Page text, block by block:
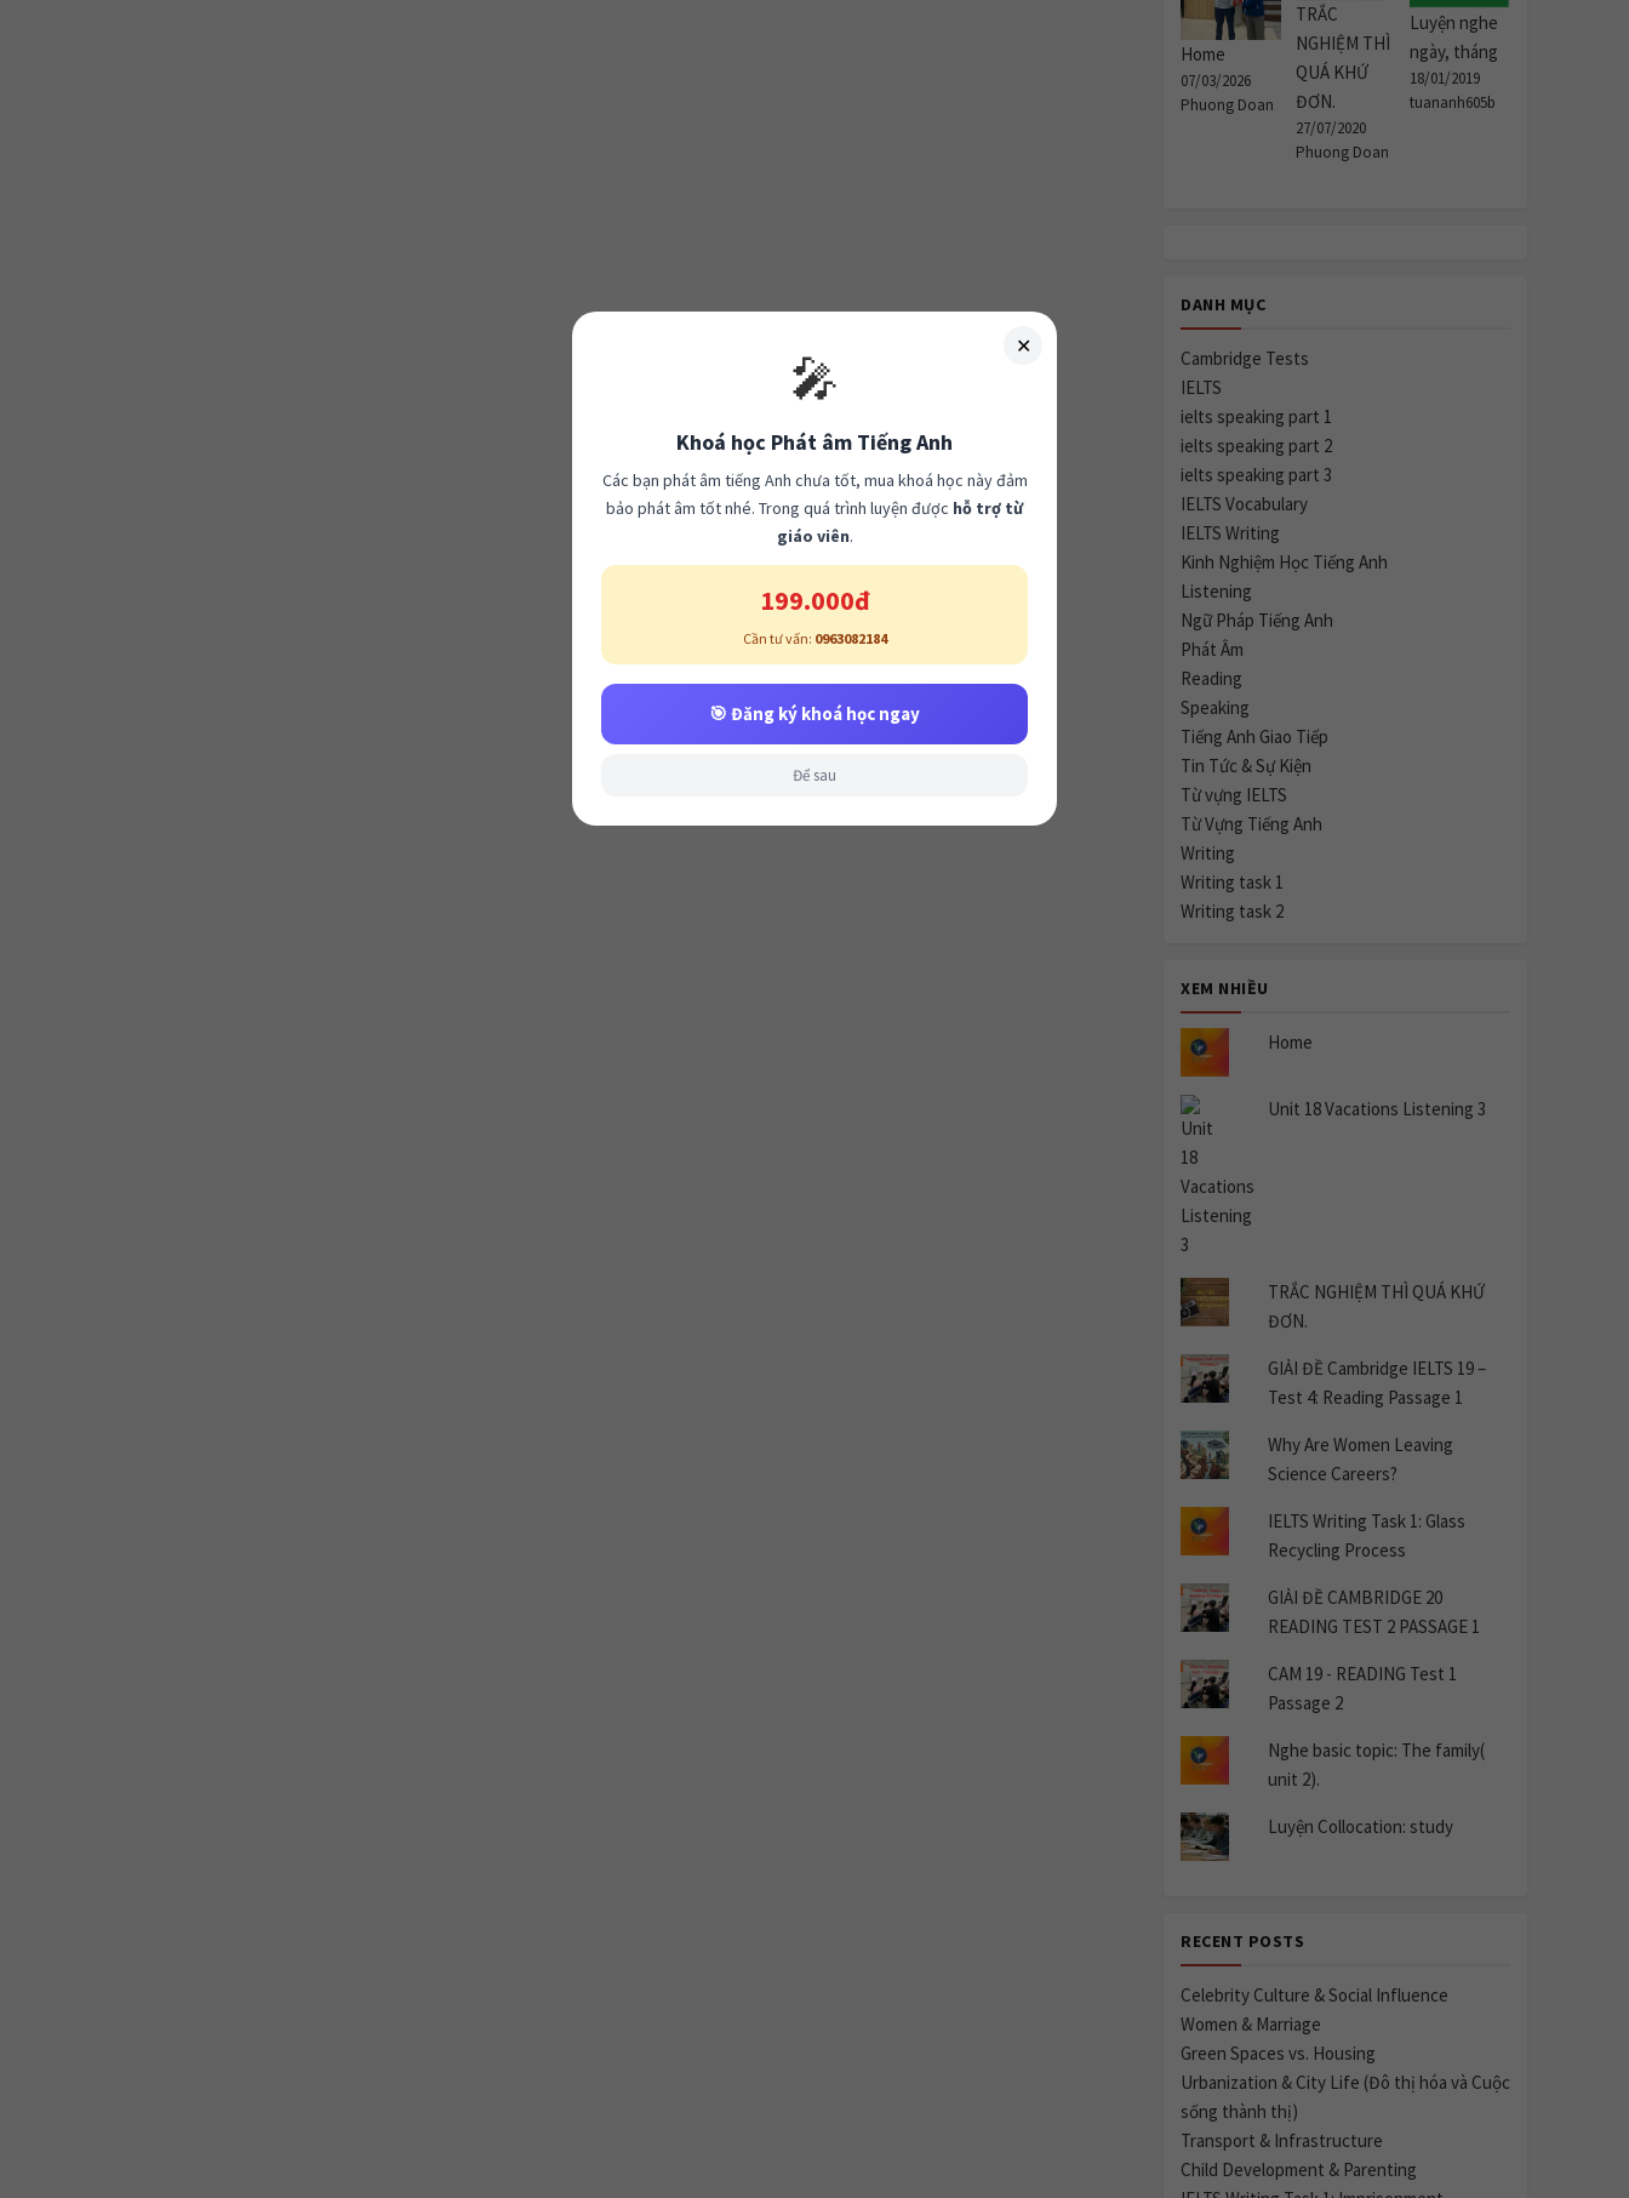
Home
07/03/2026
Phuong Doan
TRẮC
NGHIỆM THÌ
QUÁ KHỨ
ĐƠN.
27/07/2020
Phuong Doan
Luyện nghe
ngày, tháng
18/01/2019
tuananh605b
DANH MỤC
Cambridge Tests
IELTS
ielts speaking part 1
ielts speaking part 2
ielts speaking part 3
IELTS Vocabulary
IELTS Writing
Kinh Nghiệm Học Tiếng Anh
Listening
Ngữ Pháp Tiếng Anh
Phát Âm
Reading
Speaking
Tiếng Anh Giao Tiếp
Tin Tức & Sự Kiện
Từ vựng IELTS
Từ Vựng Tiếng Anh
Writing
Writing task 1
Writing task 2
XEM NHIỀU
Home
Unit 18 Vacations Listening 3
TRẮC NGHIỆM THÌ QUÁ KHỨ
ĐƠN.
GIẢI ĐỀ Cambridge IELTS 19 –
Test 4: Reading Passage 1
Why Are Women Leaving
Science Careers?
IELTS Writing Task 1: Glass
Recycling Process
GIẢI ĐỀ CAMBRIDGE 20
READING TEST 2 PASSAGE 1
CAM 19 - READING Test 1
Passage 2
Nghe basic topic: The family(
unit 2).
Luyện Collocation: study
RECENT POSTS
Celebrity Culture & Social Influence
Women & Marriage
Green Spaces vs. Housing
Urbanization & City Life (Đô thị hóa và Cuộc
sống thành thị)
Transport & Infrastructure
Child Development & Parenting
✕
🎤
Khoá học Phát âm Tiếng Anh
Các bạn phát âm tiếng Anh chưa tốt, mua khoá học này đảm
bảo phát âm tốt nhé. Trong quá trình luyện được hỗ trợ từ
giáo viên.
199.000đ
Cần tư vấn: 0963082184
🎯 Đăng ký khoá học ngay
Để sau